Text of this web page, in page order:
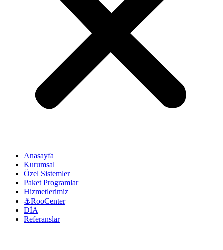
Anasayfa
Kurumsal
Özel Sistemler
Paket Programlar
Hizmetlerimiz
⚓RooCenter
DİA
Referanslar